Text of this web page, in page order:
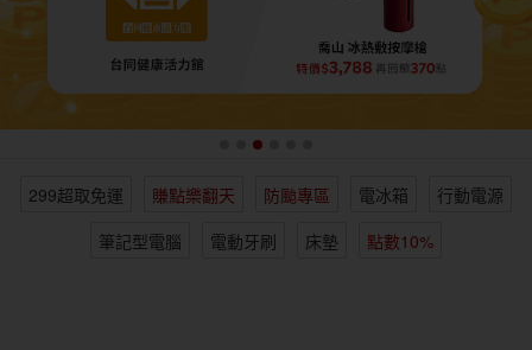
女裝 情趣用品
日本購物 海外直送 電子/紙本書 樂天保險館
299超取免運 賺點樂翻天 防颱專區 電冰箱
行動電源
筆記型電腦
電動牙刷 床墊 點數10%